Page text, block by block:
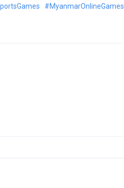
#MyanmarOnlineGames